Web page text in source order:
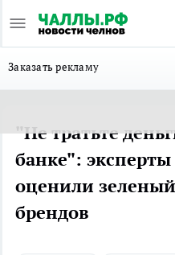
Заказать рекламу
"Не тратьте
банке": эксперты
оценили
брендов